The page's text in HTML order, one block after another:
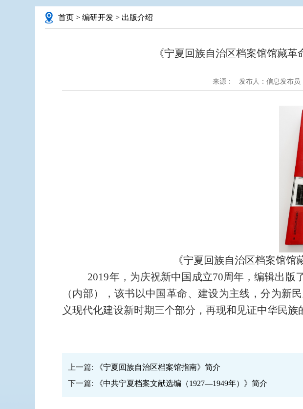
首页 > 编研开发 > 出版介绍
《宁夏回族自治区档案馆馆藏
来源： 发布人：信息发布员
《宁夏回族自治区档案馆馆藏革命历
2019年，为庆祝新中国成立70周年，编辑出版
（内部），该书 以中国革命、建设为主线，分为新
义现代化建设新时期三个部分， 再现和见证中华民族
上一篇:
《宁夏回族自治区档案馆指南》简介
下一篇:
《中共宁夏档案文献选编（1927—1949年）》简介